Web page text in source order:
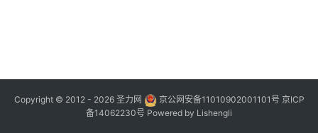
Copyright © 2012 - 2026 圣力网 京公网安备11010902001101号 京ICP
备14062230号 Powered by Lishengli